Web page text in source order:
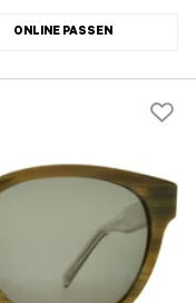
ONLINE PASSEN